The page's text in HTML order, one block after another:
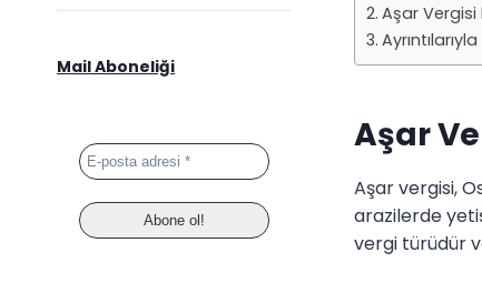
Aşar Vergisi
Aşar
Aşar vergisi,
arazilerde
vergi türüdür
Mail Aboneliği